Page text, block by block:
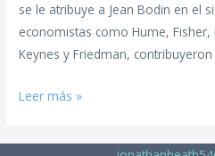
se le atribuye a Jean Bodin en el
economistas como Hume,
Keynes y Friedman,
Leer más »